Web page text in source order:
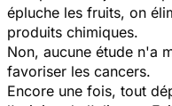
épluche les fruits, on
produits chimiques.
Non, aucune étude n'a
favoriser les cancers.
Encore une fois, tout